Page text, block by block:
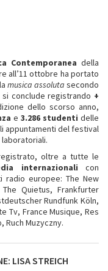
Contemporanea della
all’11 ottobre ha portato
musica assoluta secondo
si conclude registrando +
dello scorso anno,
e3.286 studentidelle
appuntamenti del festival
oltre a tutte le
internazionalicon
radio europee: The New
Quietus, Frankfurter
Rundfunk Köln,
Tv, France Musique, Res
Ruch Muzyczny.
LISA STREICH